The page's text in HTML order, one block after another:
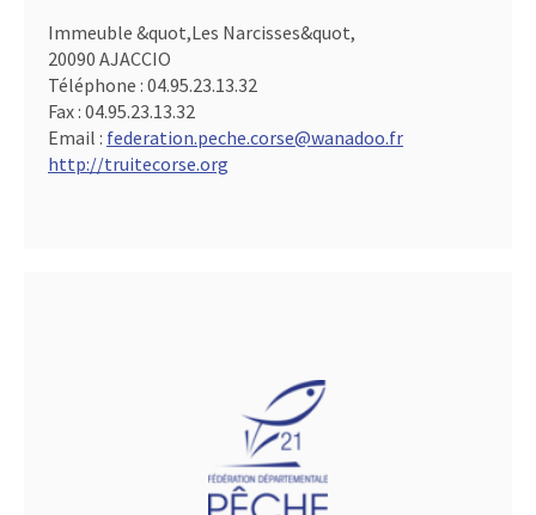
Immeuble &quot,Les Narcisses&quot,
20090 AJACCIO
Téléphone : 04.95.23.13.32
Fax : 04.95.23.13.32
Email : federation.peche.corse@wanadoo.fr
http://truitecorse.org